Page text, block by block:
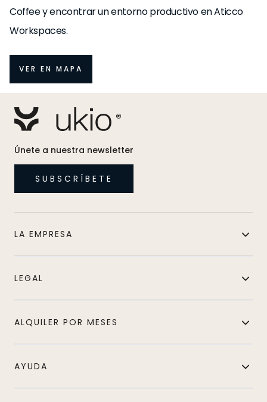
Coffee y encontrar un entorno productivo en Aticco
Workspaces.
VER EN MAPA
Únete a nuestra newsletter
SUBSCRÍBETE
LA EMPRESA
LEGAL
ALQUILER POR MESES
AYUDA